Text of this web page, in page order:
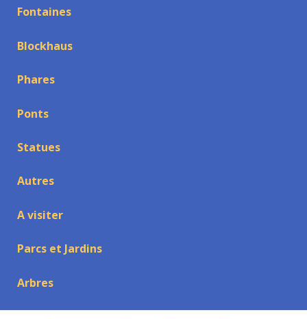
Fontaines
Blockhaus
Phares
Ponts
Statues
Autres
A visiter
Parcs et Jardins
Arbres